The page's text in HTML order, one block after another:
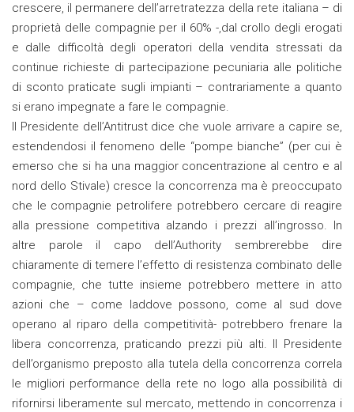
crescere, il permanere dell’arretratezza della rete italiana – di
proprietà delle compagnie per il 60% -,dal crollo degli erogati
e dalle difficoltà degli operatori della vendita stressati da
continue richieste di partecipazione pecuniaria alle politiche
di sconto praticate sugli impianti – contrariamente a quanto
si erano impegnate a fare le compagnie.
Il Presidente dell’Antitrust dice che vuole arrivare a capire se,
estendendosi il fenomeno delle “pompe bianche” (per cui è
emerso che si ha una maggior concentrazione al centro e al
nord dello Stivale) cresce la concorrenza ma è preoccupato
che le compagnie petrolifere potrebbero cercare di reagire
alla pressione competitiva alzando i prezzi all’ingrosso. In
altre parole il capo dell’Authority sembrerebbe dire
chiaramente di temere l’effetto di resistenza combinato delle
compagnie, che tutte insieme potrebbero mettere in atto
azioni che – come laddove possono, come al sud dove
operano al riparo della competitività- potrebbero frenare la
libera concorrenza, praticando prezzi più alti. Il Presidente
dell’organismo preposto alla tutela della concorrenza correla
le migliori performance della rete no logo alla possibilità di
rifornirsi liberamente sul mercato, mettendo in concorrenza i